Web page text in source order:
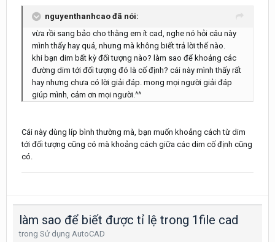
nguyenthanhcao đã nói:
vừa rồi sang bảo cho thằng em ít cad, nghe nó hỏi câu này
mình thấy hay quá, nhưng mà không biết trả lời thế nào.
khi bạn dim bất kỳ đối tượng nào? làm sao để khoảng các
đường dim tới đối tượng đó là cố định? cái này mình thấy rất
hay nhưng chưa có lời giải đáp. mong mọi người giải đáp
giúp mình, cảm ơn mọi người.^^
Cái này dùng líp bình thường mà, bạn muốn khoảng cách từ dim
tới đối tượng cũng có mà khoảng cách giữa các dim cố định cũng
có.
làm sao để biết được tỉ lệ trong 1file cad
trong Sử dụng AutoCAD